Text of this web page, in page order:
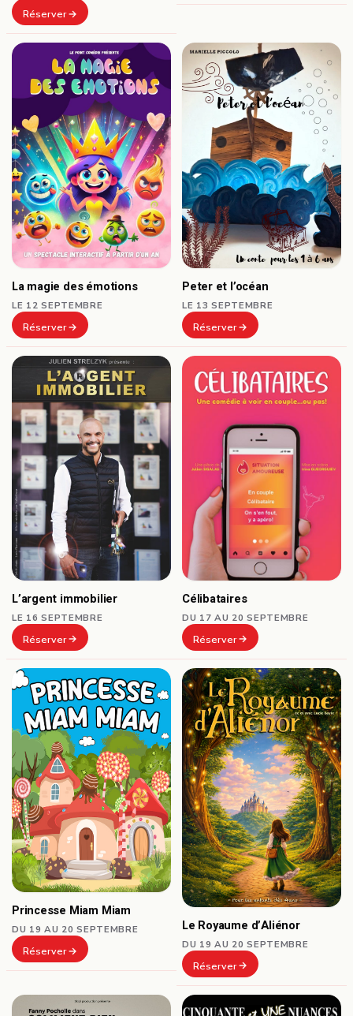
Réserver
La magie des émotions
LE 12 SEPTEMBRE
Réserver
Peter et l’océan
LE 13 SEPTEMBRE
Réserver
L’argent immobilier
LE 16 SEPTEMBRE
Réserver
Célibataires
DU 17 AU 20 SEPTEMBRE
Réserver
Princesse Miam Miam
DU 19 AU 20 SEPTEMBRE
Réserver
Le Royaume d’Aliénor
DU 19 AU 20 SEPTEMBRE
Réserver